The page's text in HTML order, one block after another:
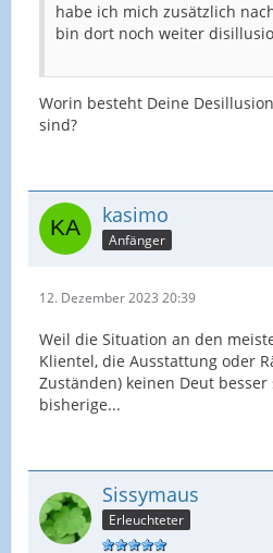
habe ich mich zusätzlich
bin dort noch weiter
Worin besteht Deine
sind?
kasimo
Anfänger
12. Dezember 2023 20:39
Weil die Situation an den
Klientel, die Ausstattung oder
Zuständen) keinen Deut
bisherige...
Sissymaus
Erleuchteter